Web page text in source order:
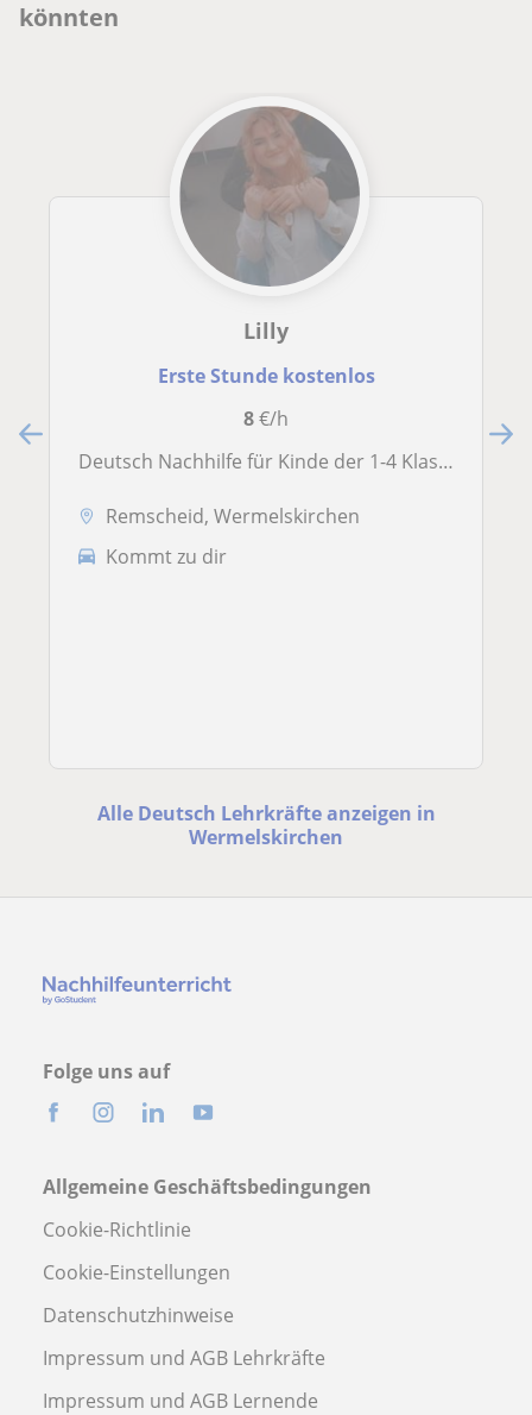
könnten
Lilly
Erste Stunde kostenlos
8€/h
Deutsch Nachhilfe für Kinde der 1-4 Klasse. Für andere Fächer bin ich offen und ansprechbar:)
Remscheid, Wermelskirchen
Kommt zu dir
Alle Deutsch Lehrkräfte anzeigen in
Wermelskirchen
Folge uns auf
Allgemeine Geschäftsbedingungen
Cookie-Richtlinie
Cookie-Einstellungen
Datenschutzhinweise
Impressum und AGB Lehrkräfte
Impressum und AGB Lernende